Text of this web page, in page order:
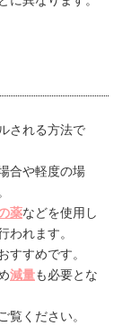
される方法で
合や軽度の場
薬などを使用し
われます。
すすめです。
減量も必要とな
覧ください。